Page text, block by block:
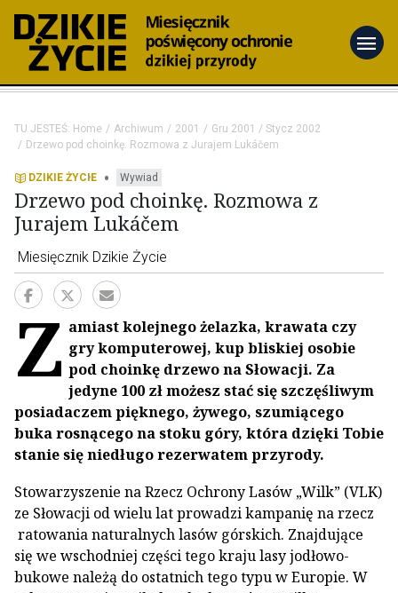
menu
TU JESTEŚ: Home Archiwum 2001
Gru 2001 / Stycz 2002
Drzewo pod choinkę. Rozmowa z Jurajem Lukáčem
DZIKIE ŻYCIE • Wywiad
Drzewo pod choinkę. Rozmowa z
Jurajem Lukáčem
Miesięcznik Dzikie Życie
Z amiast kolejnego żelazka, krawata czy
gry komputerowej, kup bliskiej osobie
pod choinkę drzewo na Słowacji. Za
jedyne 100 zł możesz stać się szczęśliwym
posiadaczem pięknego, żywego, szumiącego
buka rosnącego na stoku góry, która dzięki Tobie
stanie się niedługo rezerwatem przyrody.
Stowarzyszenie na Rzecz Ochrony Lasów „Wilk” (VLK)
ze Słowacji od wielu lat prowadzi kampanię na rzecz
ratowania naturalnych lasów górskich. Znajdujące
się we wschodniej części tego kraju lasy jodłowo-
bukowe należą do ostatnich tego typu w Europie. W